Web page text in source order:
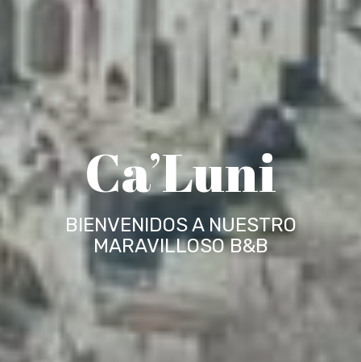
Ca’Luni
BIENVENIDOS A NUESTRO
MARAVILLOSO B&B